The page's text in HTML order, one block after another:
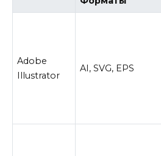
Adobe
Illustrator
AI, SVG, EPS